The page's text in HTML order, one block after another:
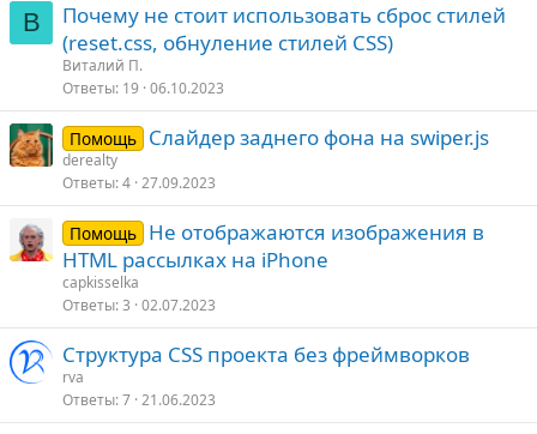
В
Почему не стоит использовать сброс стилей
(reset.css, обнуление стилей CSS)
Виталий П.
Ответы 19 06.10.2023
Помощь Слайдер заднего фона на swiper.js
derealty
Ответы 4 27.09.2023
Помощь Не отображаются изображения в
HTML рассылках на iPhone
capkisselka
Ответы 3 02.07.2023
Структура CSS проекта без фреймворков
rva
Ответы 7 21.06.2023